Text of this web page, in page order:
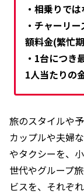
・相乗りで
・チャーリ
額料金(繁忙
・1台につき
1人当たりの
旅のスタイルや
カップルや夫婦
やタクシーを、
世代やグループ
ビスを、それぞ